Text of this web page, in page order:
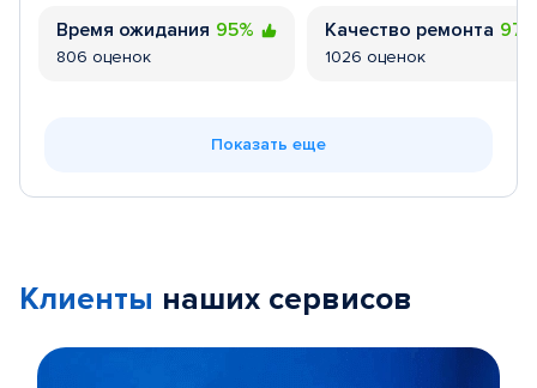
Время ожидания 95%
806 оценок
Качество ремонта
1026 оценок
Показать еще
Клиенты наших сервисов